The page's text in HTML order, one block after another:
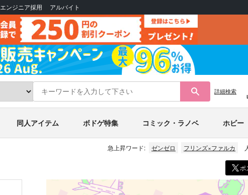
エンジニア採用 アルバイト
詳細検索
同人アイテム ボドゲ特集 コミック・ラノベ ホビー
急上昇ワード: ゼンゼロ フリンズ×ファルカ
ポ